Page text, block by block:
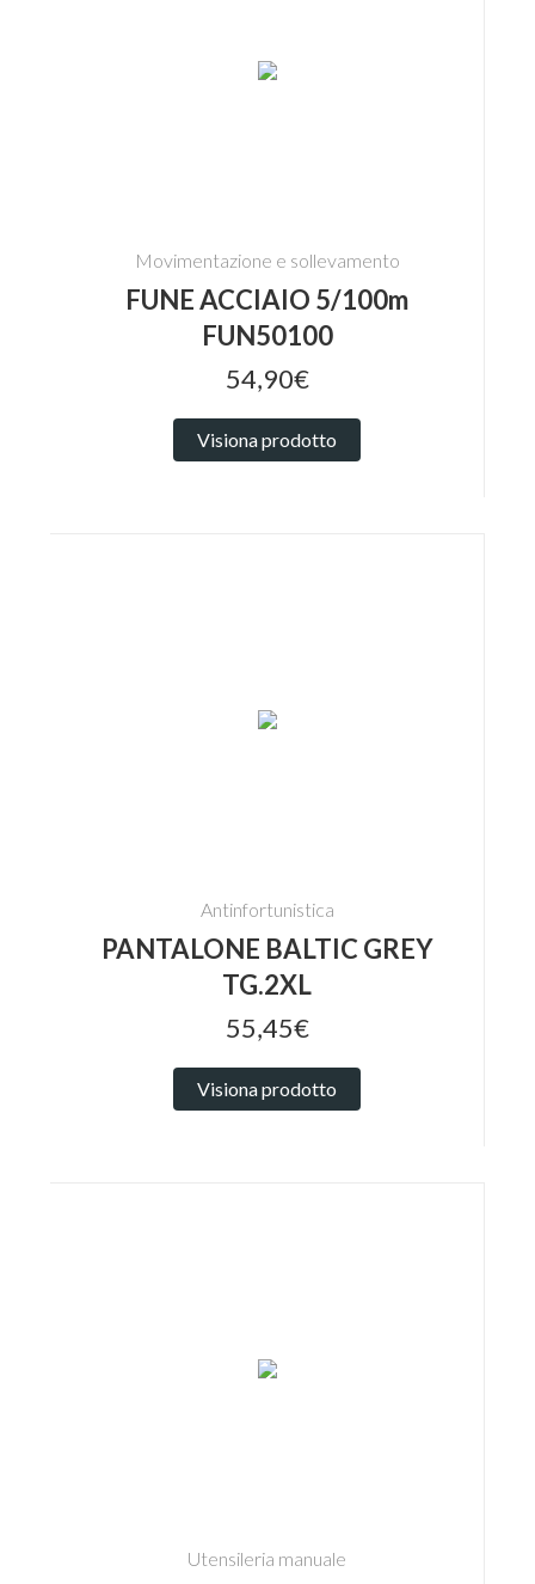
Movimentazione e sollevamento
FUNE ACCIAIO 5/100m
FUN50100
54,90€
Visiona prodotto
Antinfortunistica
PANTALONE BALTIC GREY
TG.2XL
55,45€
Visiona prodotto
Utensileria manuale